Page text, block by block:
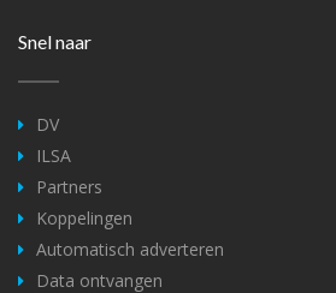
Snel naar
DV
ILSA
Partners
Koppelingen
Automatisch adverteren
Data ontvangen